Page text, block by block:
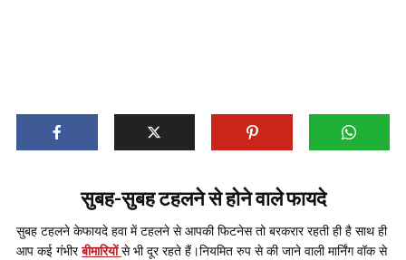
सुबह-सुबह टहलने से होने वाले फायदे
सुबह टहलने केफायदे हवा में टहलने से आपकी फिटनेस तो बरकरार रहती ही है साथ ही
आप कई गंभीरबीमारियों से भी दूर रहते हैं।नियमित रुप से की जाने वाली मार्निंग वॉक से